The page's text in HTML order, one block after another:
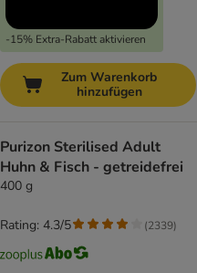
-15% Extra-Rabatt aktivieren
Zum Warenkorb
hinzufügen
Purizon Sterilised Adult
Huhn & Fisch - getreidefrei
400 g
Rating: 4.3/5 (2339)